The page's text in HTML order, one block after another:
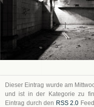
Dieser Eintrag wurde am
und ist in der Kategorie zu
Eintrag durch den RSS 2.0